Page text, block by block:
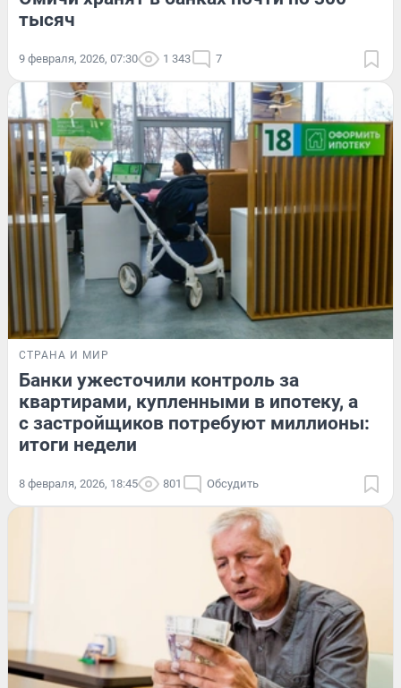
тысяч
9 февраля, 2026, 07:30 1 343 7
СТРАНА И МИР
Банки ужесточили контроль за
квартирами, купленными в ипотеку, а
с застройщиков потребуют миллионы:
итоги недели
8 февраля, 2026, 18:45 801 Обсудить